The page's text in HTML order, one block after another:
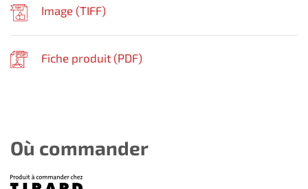
Image (TIFF)
Fiche produit (PDF)
Où commander